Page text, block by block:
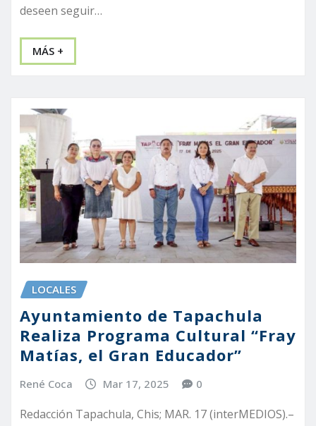
deseen seguir…
MÁS +
LOCALES
Ayuntamiento de Tapachula
Realiza Programa Cultural “Fray
Matías, el Gran Educador”
René Coca Mar 17, 2025 0
Redacción Tapachula, Chis; MAR. 17 (interMEDIOS).–